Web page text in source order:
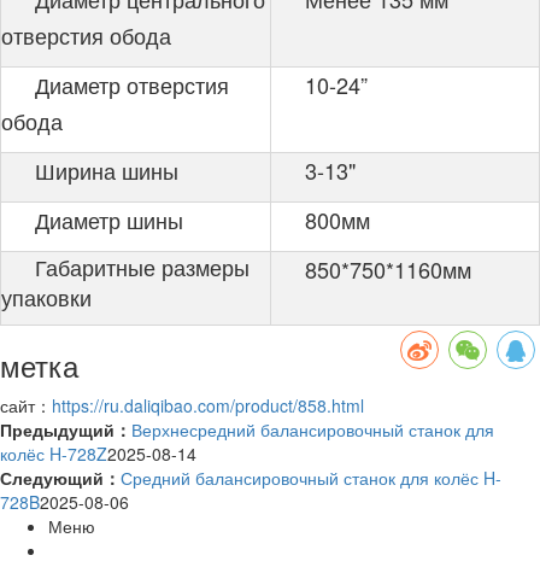
отверстия обода
Диаметр отверстия
обода
10-24”
Ширина шины
3-13"
Диаметр шины
800мм
Габаритные размеры
упаковки
850*750*1160мм
метка
сайт： https://ru.daliqibao.com/product/858.html
Предыдущий： Верхнесредний балансировочный станок для
колёс H-728Z2025-08-14
Следующий： Средний балансировочный станок для колёс H-
728B2025-08-06
Меню